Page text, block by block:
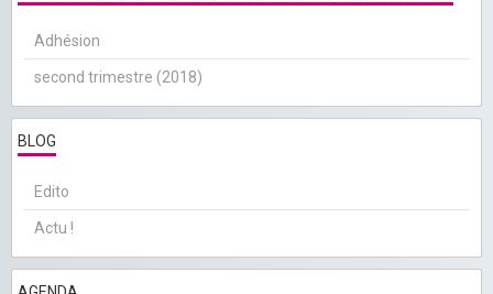
Adhésion
second trimestre (2018)
BLOG
Edito
Actu !